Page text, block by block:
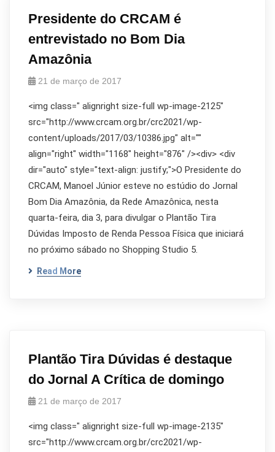
Presidente do CRCAM é
entrevistado no Bom Dia
Amazônia
21 de março de 2017
<img class=" alignright size-full wp-image-2125"
src="http://www.crcam.org.br/crc2021/wp-
content/uploads/2017/03/10386.jpg" alt=""
align="right" width="1168" height="876" /><div> <div
dir="auto" style="text-align: justify;">O Presidente do
CRCAM, Manoel Júnior esteve no estúdio do Jornal
Bom Dia Amazônia, da Rede Amazônica, nesta
quarta-feira, dia 3, para divulgar o Plantão Tira
Dúvidas Imposto de Renda Pessoa Física que iniciará
no próximo sábado no Shopping Studio 5.
Read More
Plantão Tira Dúvidas é destaque
do Jornal A Crítica de domingo
21 de março de 2017
<img class=" alignright size-full wp-image-2135"
src="http://www.crcam.org.br/crc2021/wp-